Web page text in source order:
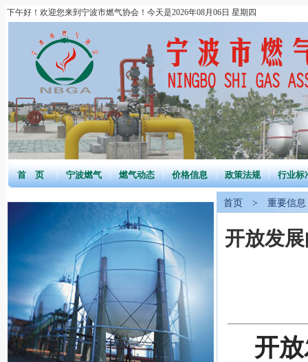
下午好！欢迎您来到宁波市燃气协会！今天是2026年08月06日 星期四
首 页 | 宁波燃气 | 燃气动态 | 价格信息 | 政策法规 | 行业标
首页 > 重要信息
开放发
开